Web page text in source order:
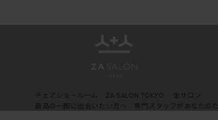
チェアショールーム ZA SALON TOKYO
坐サロン
最高の一脚に出会いたい方へ 専門スタッフがあなたの